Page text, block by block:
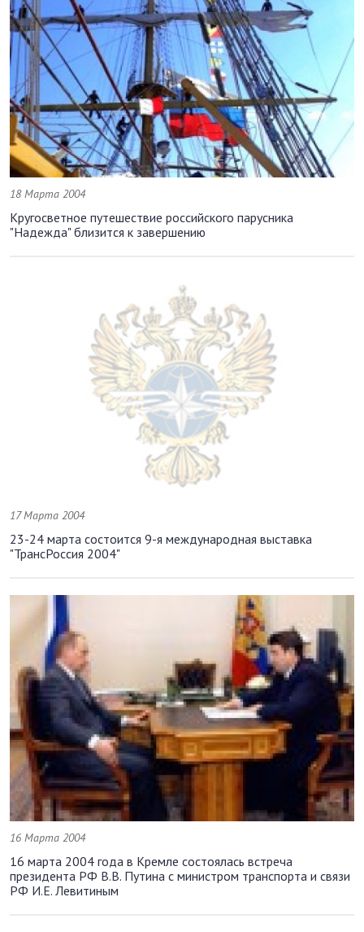
18 Марта 2004
Кругосветное путешествие российского парусника
"Надежда" близится к завершению
17 Марта 2004
23-24 марта состоится 9-я международная выставка
"ТрансРоссия 2004"
16 Марта 2004
16 марта 2004 года в Кремле состоялась встреча
президента РФ В.В. Путина с министром транспорта и связи
РФ И.Е. Левитиным